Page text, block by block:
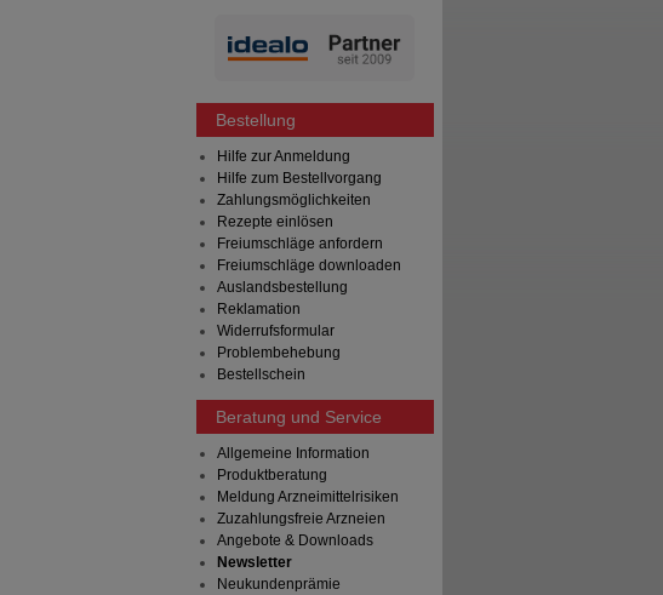
Bestellung
Hilfe zur Anmeldung
Hilfe zum Bestellvorgang
Zahlungsmöglichkeiten
Rezepte einlösen
Freiumschläge anfordern
Freiumschläge downloaden
Auslandsbestellung
Reklamation
Widerrufsformular
Problembehebung
Bestellschein
Beratung und Service
Allgemeine Information
Produktberatung
Meldung Arzneimittelrisiken
Zuzahlungsfreie Arzneien
Angebote & Downloads
Newsletter
Neukundenprämie